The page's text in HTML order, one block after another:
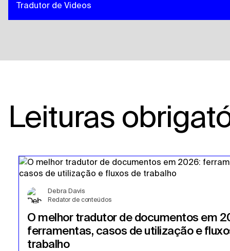
Tradutor de Videos
Leituras
Debra Davis
Redator de conteúdos
O melhor tradutor de documentos em
ferramentas, casos de utilização e
trabalho